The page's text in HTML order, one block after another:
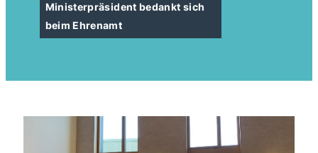
Ministerpräsident bedankt sich
beim Ehrenamt